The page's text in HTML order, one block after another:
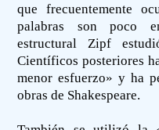
que frecuentemente
palabras son poco
estructural Zipf
Científicos posteriores
menor esfuerzo» y ha
obras de Shakespeare.